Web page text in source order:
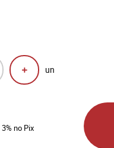
un
3% no Pix